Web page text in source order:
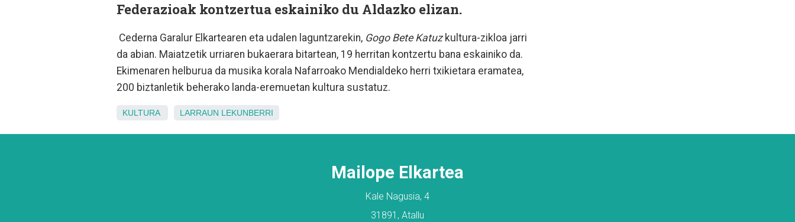
Federazioak kontzertua eskainiko du Aldazko elizan.
Cederna Garalur Elkartearen eta udalen laguntzarekin, Gogo Bete Katuz kultura-zikloa jarri
da abian. Maiatzetik urriaren bukaerara bitartean, 19 herritan kontzertu bana eskainiko da.
Ekimenaren helburua da musika korala Nafarroako Mendialdeko herri txikietara eramatea,
200 biztanletik beherako landa-eremuetan kultura sustatuz.
KULTURA LARRAUN LEKUNBERRI
Mailope Elkartea
Kale Nagusia, 4
31891, Atallu